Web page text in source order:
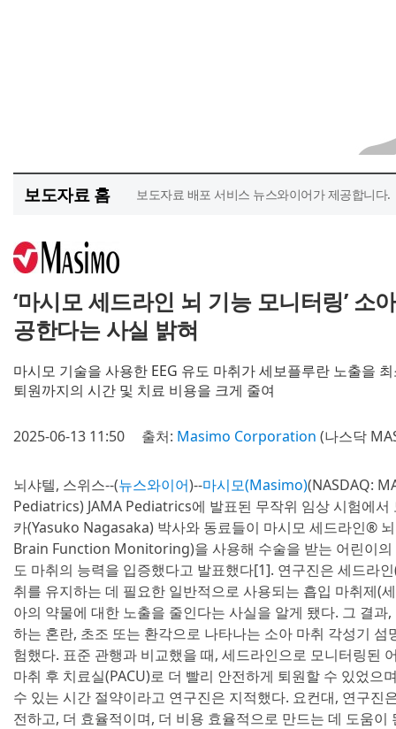
보도자료 홈 보도자료 배포 서비스 뉴스와이어가 제공합니다.
‘마시모 세드라인 뇌 기능 모니터링’ 소
공한다는 사실 밝혀
마시모 기술을 사용한 EEG 유도 마취가 세보플루란 노출을
퇴원까지의 시간 및 치료 비용을 크게 줄여
2025-06-13 11:50 출처: Masimo Corporation (나스닥
뇌샤텔, 스위스--(뉴스와이어)--마시모(Masimo)(NASDAQ:
Pediatrics) JAMA Pediatrics에 발표된 무작위 임상 시험에
카(Yasuko Nagasaka) 박사와 동료들이 마시모 세드라인®
Brain Function Monitoring)을 사용해 수술을 받는 어린이의
도 마취의 능력을 입증했다고 발표했다[1]. 연구진은 세드라
취를 유지하는 데 필요한 일반적으로 사용되는 흡입 마취제(
아의 약물에 대한 노출을 줄인다는 사실을 알게 됐다. 그 결
하는 혼란, 초조 또는 환각으로 나타나는 소아 마취 각성기 섬
험했다. 표준 관행과 비교했을 때, 세드라인으로 모니터링된
마취 후 치료실(PACU)로 더 빨리 안전하게 퇴원할 수 있었으
수 있는 시간 절약이라고 연구진은 지적했다. 요컨대, 연구진
전하고, 더 효율적이며, 더 비용 효율적으로 만드는 데 도움이